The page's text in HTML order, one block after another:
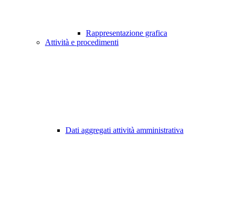
Rappresentazione grafica
Attività e procedimenti
Dati aggregati attività amministrativa